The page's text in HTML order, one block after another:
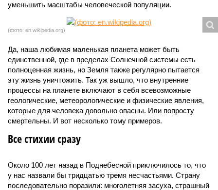
уменьшить масштабы человеческой популяции.
(фото: en.wikipedia.org)
Да, наша любимая маленькая планета может быть
единственной, где в пределах Солнечной системы есть
полноценная жизнь, но Земля также регулярно пытается
эту жизнь уничтожить. Так уж вышло, что внутренние
процессы на планете включают в себя всевозможные
геологические, метеорологические и физические явления,
которые для человека довольно опасны. Или попросту
смертельны. И вот несколько тому примеров.
Все стихии сразу
Около 100 лет назад в Поднебесной приключилось то, что
у нас назвали бы тридцатью тремя несчастьями. Страну
последовательно поразили: многолетняя засуха, страшный